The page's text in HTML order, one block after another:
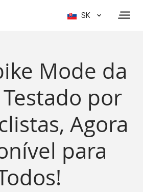
SK
Mode da
Testado por
Agora
para